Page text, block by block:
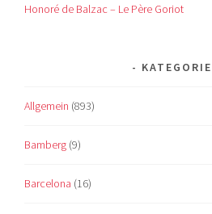
Honoré de Balzac – Le Père Goriot
Allgemein (893)
Bamberg (9)
Barcelona (16)